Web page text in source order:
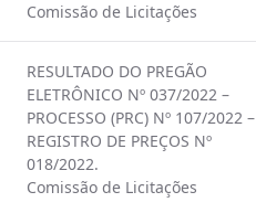
Comissão de Licitações
RESULTADO DO PREGÃO
ELETRÔNICO Nº 037/2022 –
PROCESSO (PRC) Nº 107/2022 –
REGISTRO DE PREÇOS Nº
018/2022.
Comissão de Licitações